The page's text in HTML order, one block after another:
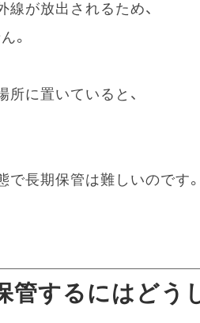
が放出されるため、
。
に置いていると、
で長期保管は難しいのです。
管するにはどう